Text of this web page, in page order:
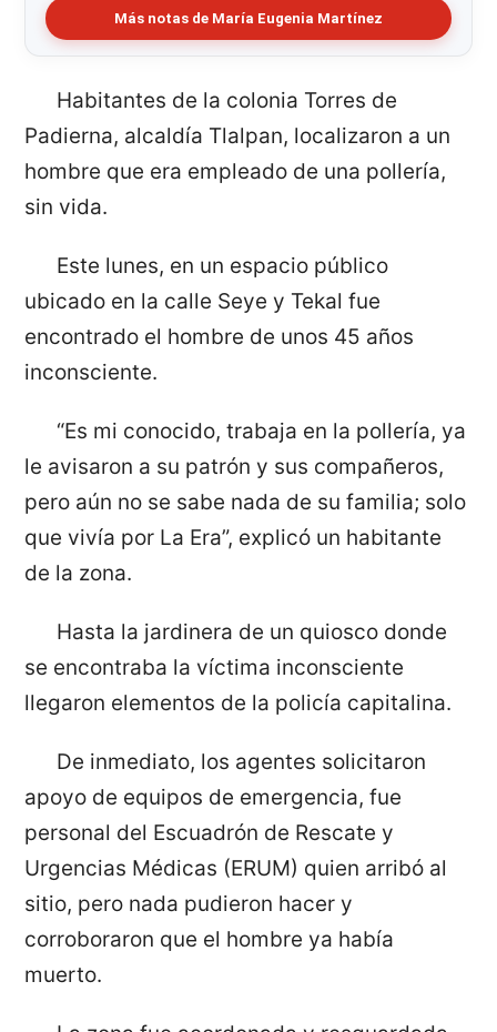
Más notas de María Eugenia Martínez
Habitantes de la colonia Torres de
Padierna, alcaldía Tlalpan, localizaron a un
hombre que era empleado de una pollería,
sin vida.
Este lunes, en un espacio público
ubicado en la calle Seye y Tekal fue
encontrado el hombre de unos 45 años
inconsciente.
“Es mi conocido, trabaja en la pollería, ya
le avisaron a su patrón y sus compañeros,
pero aún no se sabe nada de su familia; solo
que vivía por La Era”, explicó un habitante
de la zona.
Hasta la jardinera de un quiosco donde
se encontraba la víctima inconsciente
llegaron elementos de la policía capitalina.
De inmediato, los agentes solicitaron
apoyo de equipos de emergencia, fue
personal del Escuadrón de Rescate y
Urgencias Médicas (ERUM) quien arribó al
sitio, pero nada pudieron hacer y
corroboraron que el hombre ya había
muerto.